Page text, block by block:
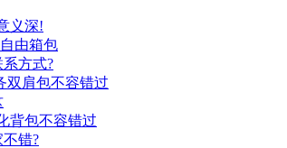
义深!
由箱包
方式?
双肩包不容错过
背包不容错过
错?